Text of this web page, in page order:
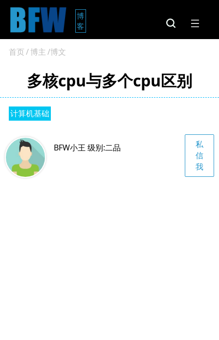
博
客
首页/博主/博文
多核cpu与多个cpu区别
计算机基础
BFW小王 级别:二品
私
信
我